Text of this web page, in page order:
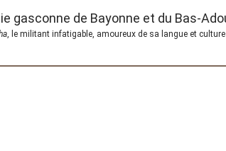
gasconne de Bayonne et du Bas-
, le militant infatigable, amoureux de sa langue et